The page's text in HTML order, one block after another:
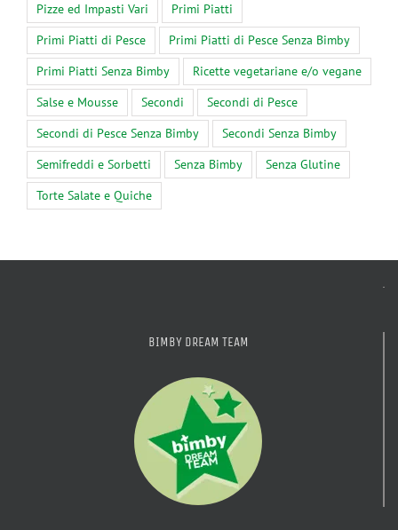
Pizze ed Impasti Vari
Primi Piatti
Primi Piatti di Pesce
Primi Piatti di Pesce Senza Bimby
Primi Piatti Senza Bimby
Ricette vegetariane e/o vegane
Salse e Mousse
Secondi
Secondi di Pesce
Secondi di Pesce Senza Bimby
Secondi Senza Bimby
Semifreddi e Sorbetti
Senza Bimby
Senza Glutine
Torte Salate e Quiche
BIMBY DREAM TEAM